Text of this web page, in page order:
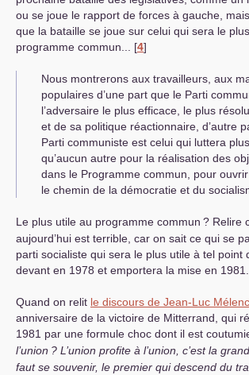
ou se joue le rapport de forces à gauche,
que la bataille se joue sur celui qui sera le
programme commun...
[4]
Nous montrerons aux travailleurs, aux
populaires d’une part que le Parti
l’adversaire le plus efficace, le plus
et de sa politique réactionnaire, d’autre
Parti communiste est celui qui luttera
qu’aucun autre pour la réalisation des
dans le Programme commun, pour
le chemin de la démocratie et du
Le plus utile au programme commun ? Relire
aujourd’hui est terrible, car on sait ce qui se
parti socialiste qui sera le plus utile à tel point
devant en 1978 et emportera la mise en 1981...
Quand on relit le discours de Jean-Luc
anniversaire de la victoire de Mitterrand, qui
1981 par une formule choc dont il est
l’union ? L’union profite à l’union, c’est la
faut se souvenir, le premier qui descend du